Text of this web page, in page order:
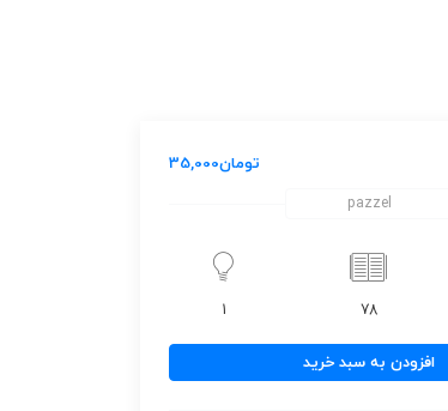
تومان35,000
pazzel
78
1
افزودن به سبد خرید